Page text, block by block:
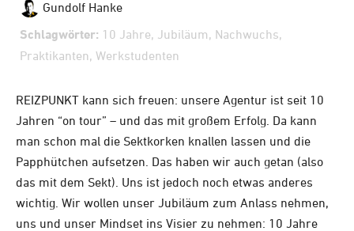
Gundolf Hanke
Schlagwörter: 10 Jahre Jubiläum Nachwuchs
Praktikanten Werkstudenten
REIZPUNKT kann sich freuen: unsere Agentur ist seit 10
Jahren “on tour” – und das mit großem Erfolg. Da kann
man schon mal die Sektkorken knallen lassen und die
Papphütchen aufsetzen. Das haben wir auch getan (also
das mit dem Sekt). Uns ist jedoch noch etwas anderes
wichtig. Wir wollen unser Jubiläum zum Anlass nehmen,
uns und unser Mindset ins Visier zu nehmen: 10 Jahre